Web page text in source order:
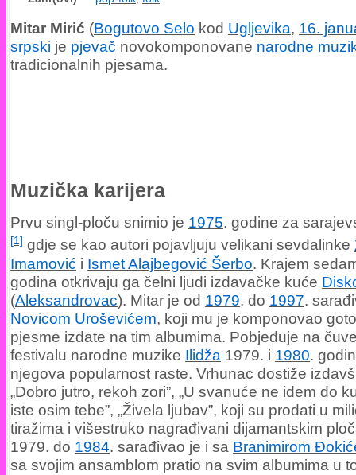
Mitar Mirić (Bogutovo Selo kod Ugljevika, 16.
srpski je pjevač novokomponovane narodne
tradicionalnih pjesama.
Muzička karijera
Prvu singl-ploču snimio je 1975. godine za
[1] gdje se kao autori pojavljuju velikani sevdalinke
Imamović i Ismet Alajbegović Šerbo. Krajem
godina otkrivaju ga čelni ljudi izdavačke kuće
(Aleksandrovac). Mitar je od 1979. do 1997.
Novicom Uroševićem, koji mu je komponovao
pjesme izdate na tim albumima. Pobjeđuje na
festivalu narodne muzike Ilidža 1979. i 1980.
njegova popularnost raste. Vrhunac dostiže
„Dobro jutro, rekoh zori”, „U svanuće ne idem do
iste osim tebe”, „Živela ljubav”, koji su prodati u
tiražima i višestruko nagrađivani dijamantskim
1979. do 1984. sarađivao je i sa Branimirom
sa svojim ansamblom pratio na svim albumima u